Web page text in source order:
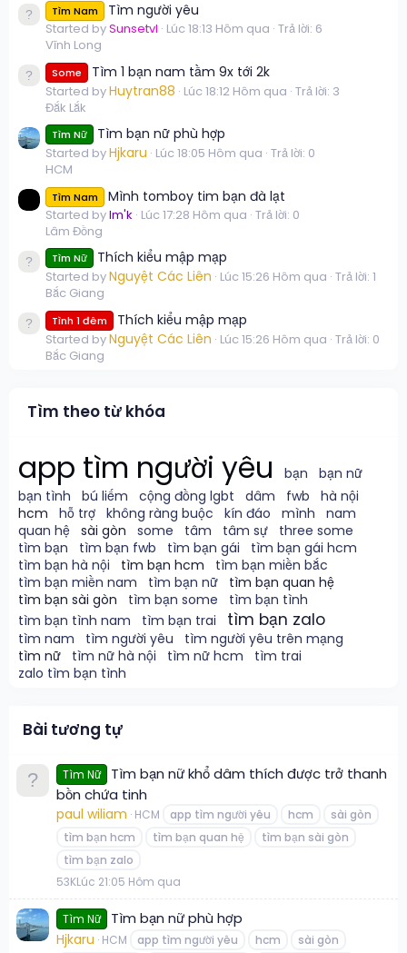
Tìm Nam Tìm người yêu
Started bySunsetvl Lúc 18:13 Hôm qua Trả lời: 6
Vĩnh Long
Some Tìm 1 bạn nam tầm 9x tới 2k
Started byHuytran88 Lúc 18:12 Hôm qua Trả lời: 3
Đắk Lắk
Tìm Nữ Tìm bạn nữ phù hợp
Started byHjkaru Lúc 18:05 Hôm qua Trả lời: 0
HCM
Tìm Nam Mình tomboy tim bạn đà lạt
Started byIm'k Lúc 17:28 Hôm qua Trả lời: 0
Lâm Đồng
Tìm Nữ Thích kiểu mập mạp
Started byNguyệt Các Liên Lúc 15:26 Hôm qua Trả lời: 1
Bắc Giang
Tình 1 đêm Thích kiểu mập mạp
Started byNguyệt Các Liên Lúc 15:26 Hôm qua Trả lời: 0
Bắc Giang
Tìm theo từ khóa
app tìm người yêu bạn
bạn nữ
bạn tình
bú liếm cộng đồng lgbt dâm fwb
hà nội
hcm
hỗ trợ không ràng buộc kín đáo mình
nam
quan hệ sài gòn some tâm tâm sự
three some
tìm bạn
tìm bạn fwb tìm bạn gái
tìm bạn gái hcm
tìm bạn hà nội
tìm bạn hcm
tìm bạn miền bắc
tìm bạn miền nam
tìm bạn nữ
tìm bạn quan hệ
tìm bạn sài gòn
tìm bạn some
tìm bạn tình
tìm bạn tình nam
tìm bạn trai tìm bạn zalo
tìm nam tìm người yêu
tìm người yêu trên mạng
tìm nữ
tìm nữ hà nội tìm nữ hcm
tìm trai
zalo tìm bạn tình
Bài tương tự
Tìm Nữ
Tìm bạn nữ khổ dâm thích được trở thanh
bồn chứa tinh
paul wiliam HCM app tìm người yêu hcm
sài gòn
tìm bạn hcm
tìm bạn quan hệ
tìm bạn sài gòn
tìm bạn zalo
53KLúc 21:05 Hôm qua
Tìm Nữ Tìm bạn nữ phù hợp
Hjkaru HCM app tìm người yêu hcm
sài gòn